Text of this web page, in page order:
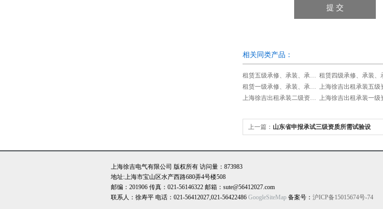
相关同类产品：
租赁五级承修、承装、承试类资质试验设备
租赁一级承修、承装、承试类资质试验设备
上海徐吉出租承装二级资质设备
上一篇： 山东省申报承试三级资质所需试验设
上海徐吉电气有限公司 版权所有 访问量：873983
地址:上海市宝山区水产西路680弄4号楼508
邮编：201906 传真：021-56146322 邮箱：sute@56412027.com
联系人：徐寿平 电话：021-56412027,021-56422486 GoogleSiteMap 备案号： 沪ICP备15015674号-74